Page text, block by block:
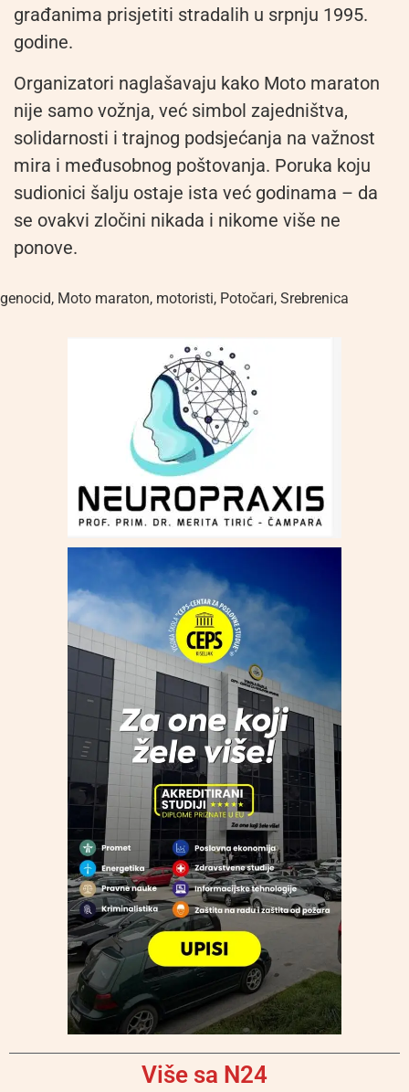
građanima prisjetiti stradalih u srpnju 1995.
godine.
Organizatori naglašavaju kako Moto maraton
nije samo vožnja, već simbol zajedništva,
solidarnosti i trajnog podsjećanja na važnost
mira i međusobnog poštovanja. Poruka koju
sudionici šalju ostaje ista već godinama – da
se ovakvi zločini nikada i nikome više ne
ponove.
genocid, Moto maraton, motoristi, Potočari, Srebrenica
Više sa N24